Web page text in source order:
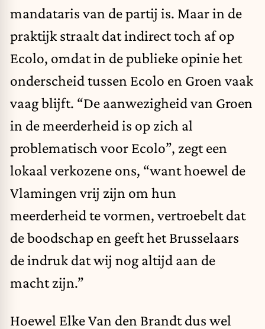
mandataris van de partij is. Maar in de
praktijk straalt dat indirect toch af op
Ecolo, omdat in de publieke opinie het
onderscheid tussen Ecolo en Groen vaak
vaag blijft. “De aanwezigheid van Groen
in de meerderheid is op zich al
problematisch voor Ecolo”, zegt een
lokaal verkozene ons, “want hoewel de
Vlamingen vrij zijn om hun
meerderheid te vormen, vertroebelt dat
de boodschap en geeft het Brusselaars
de indruk dat wij nog altijd aan de
macht zijn.”
Hoewel Elke Van den Brandt dus wel